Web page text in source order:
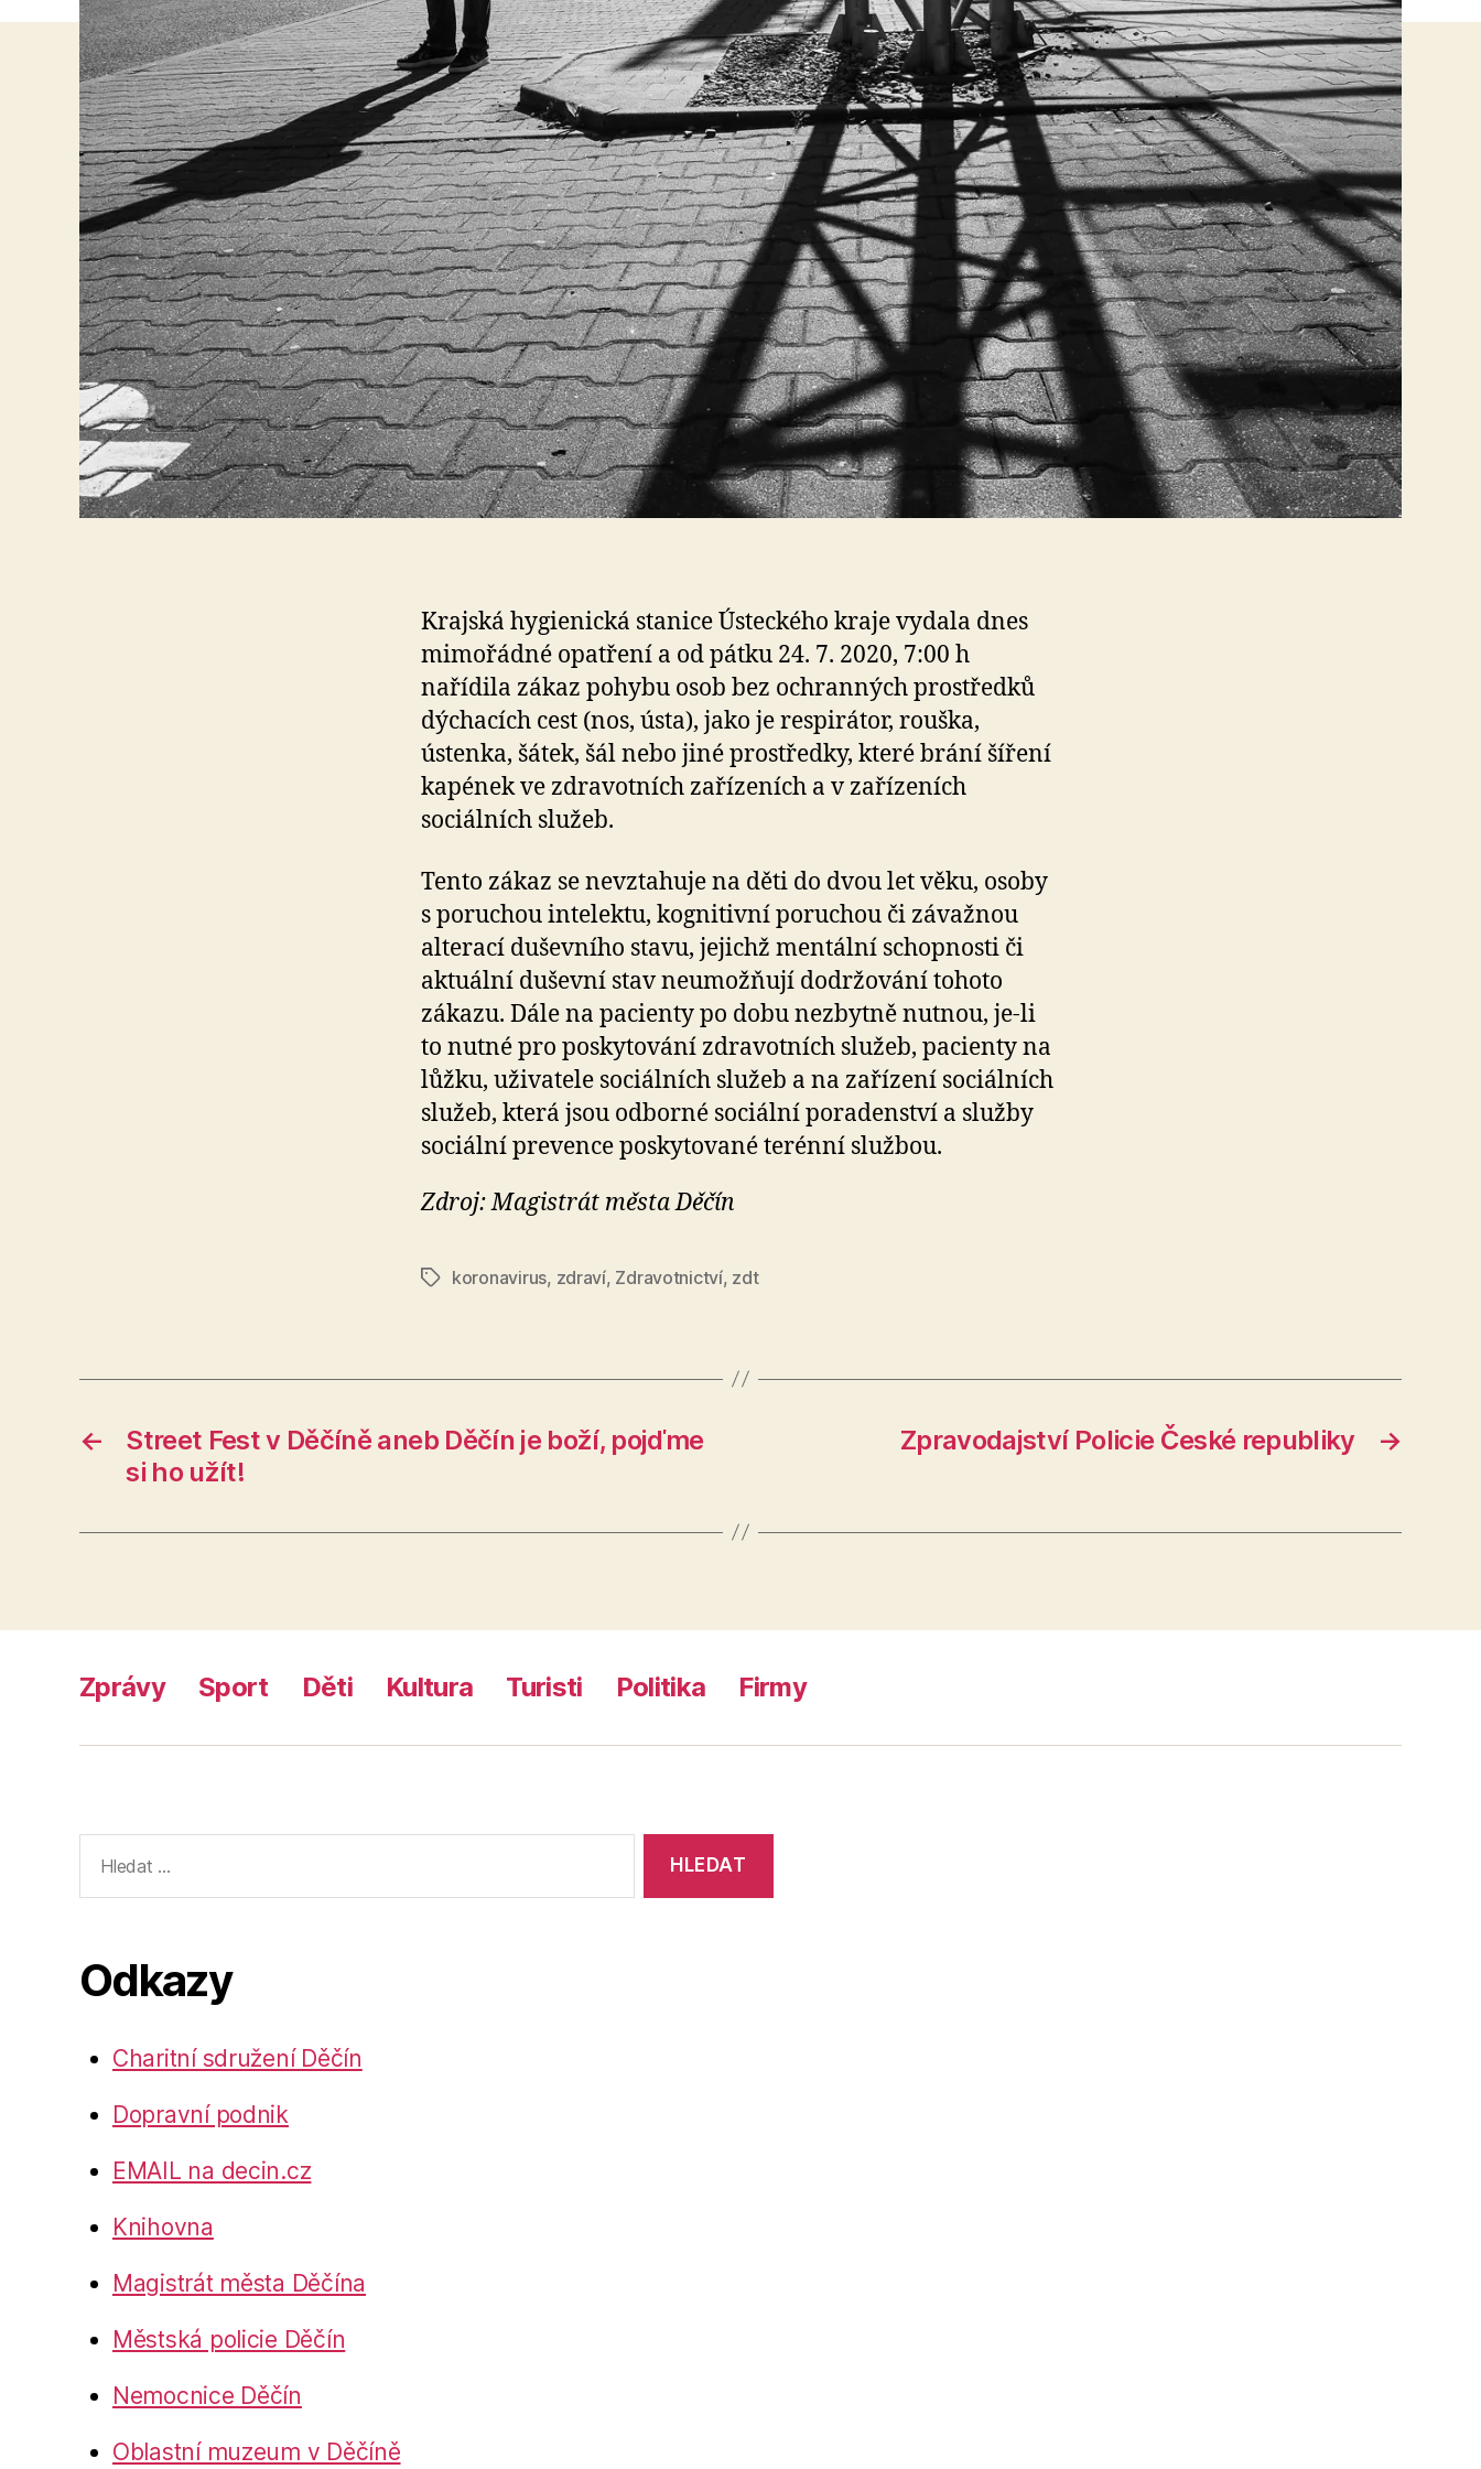
Krajská hygienická stanice Ústeckého kraje vydala dnes
mimořádné opatření a od pátku 24. 7. 2020, 7:00 h
nařídila zákaz pohybu osob bez ochranných prostředků
dýchacích cest (nos, ústa), jako je respirátor, rouška,
ústenka, šátek, šál nebo jiné prostředky, které brání šíření
kapének ve zdravotních zařízeních a v zařízeních
sociálních služeb.
Tento zákaz se nevztahuje na děti do dvou let věku, osoby
s poruchou intelektu, kognitivní poruchou či závažnou
alterací duševního stavu, jejichž mentální schopnosti či
aktuální duševní stav neumožňují dodržování tohoto
zákazu. Dále na pacienty po dobu nezbytně nutnou, je-li
to nutné pro poskytování zdravotních služeb, pacienty na
lůžku, uživatele sociálních služeb a na zařízení sociálních
služeb, která jsou odborné sociální poradenství a služby
sociální prevence poskytované terénní službou.
Zdroj: Magistrát města Děčín
Štítkykoronavirus, zdraví, Zdravotnictví, zdt
←
Street Fest v Děčíně aneb Děčín je boží, pojďme
si ho užít!
→
Zpravodajství Policie České republiky
Zprávy Sport Děti Kultura Turisti Politika Firmy
vyhledávání:
Odkazy
Charitní sdružení Děčín
Dopravní podnik
EMAIL na decin.cz
Knihovna
Magistrát města Děčína
Městská policie Děčín
Nemocnice Děčín
Oblastní muzeum v Děčíně